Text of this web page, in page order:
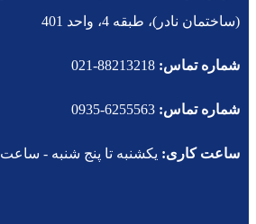
(ساختمان نادر)، طبقه 4، واحد 401
شماره تماس: 88213218-021
شماره تماس: 6255563-0935
ساعت کاری: یکشنبه تا پنج شنبه - ساعت 10 الی 17